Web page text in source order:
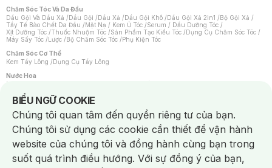
Chăm Sóc Tóc Và Da Đầu
Dầu Gội Và Dầu Xả /Dầu Gội /Dầu Xả /Dầu Gội Khô /Dầu Gội Xả 2in1 /Bộ Gội Xả /
Tẩy Tế Bào Chết Da Đầu /Mặt Nạ / Kem Ủ Tóc /Serum / Dầu Dưỡng Tóc /
Xịt Dưỡng Tóc /Thuốc Nhuộm Tóc /Sản Phẩm Tạo Kiểu Tóc /Dụng Cụ Chăm Sóc Tóc /
Máy Sấy Tóc /Lược /Bộ Chăm Sóc Tóc /Phụ Kiện Tóc
Chăm Sóc Cơ Thể
Kem Tẩy Lông /Dụng Cụ Tẩy Lông
Nước Hoa
Nước Hoa Nữ
Chăm Sóc Cá Nhân
Chống Muỗi /Khẩu Trang /Máy Massage/Mặt Nạ Xông Hơi /Nước Rửa Tay/
Sản Phẩm Chăm Sóc Khác /Bàn Chải Đánh Răng /Bàn Chải Điện/
Hỗ Trợ Trắng Răng/Kem Đánh Răng /Máy Tăm Nước/ Nước Súc Miệng/
Tăm / Chỉ Nha Khoa/ Xịt Thơm Miệng / Dung Dịch Vệ Sinh/Dưỡng Vùng Kín/
Khăn Ướt Vệ Sinh Vùng Kín/Băng Vệ Sinh/Tampon/Bọt Cạo Râu /Dao Cạo Râu/
Máy Cạo Râu
Vấn Đề Về Da
BIỂU NGỮ COOKIE
Notice about cookies usage
Chúng tôi quan tâm đến quyền riêng tư của bạn.
Chúng tôi sử dụng các cookie cần thiết để vận hành
website của chúng tôi và đồng hành cùng bạn trong
suốt quá trình điều hướng. Với sự đồng ý của bạn,